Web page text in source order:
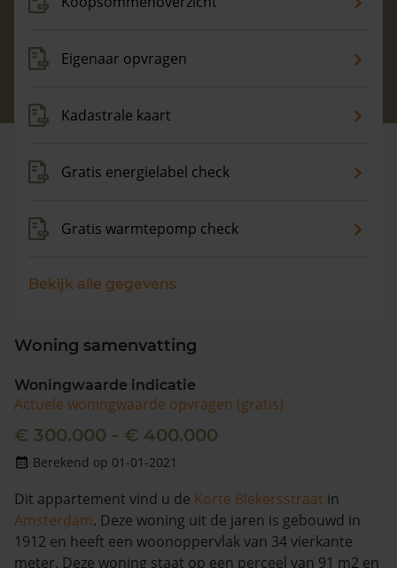
Eigenaar opvragen
Kadastrale kaart
Gratis energielabel check
Gratis warmtepomp check
Bekijk alle gegevens
Woning samenvatting
Woningwaarde indicatie
Actuele woningwaarde opvragen (gratis)
€ 300.000 - € 400.000
Berekend op 01-01-2021
Dit appartement vind u de Korte Blekersstraat in
Amsterdam. Deze woning uit de jaren is gebouwd in
1912 en heeft een woonoppervlak van 34 vierkante
meter. Deze woning staat op een perceel van 91 m2 en